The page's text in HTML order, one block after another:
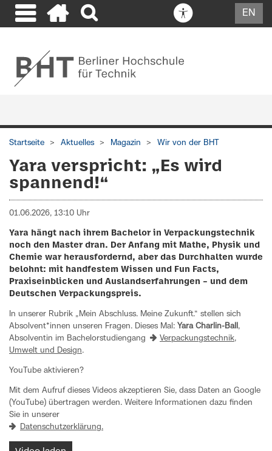
EN
Startseite Aktuelles Magazin Wir von der BHT
Yara verspricht: „Es wird
spannend!“
01.06.2026, 13:10 Uhr
Yara hängt nach ihrem Bachelor in Verpackungstechnik
noch den Master dran. Der Anfang mit Mathe, Physik und
Chemie war herausfordernd, aber das Durchhalten wurde
belohnt: mit handfestem Wissen und Fun Facts,
Praxiseinblicken und Auslandserfahrungen – und dem
Deutschen Verpackungspreis.
In unserer Rubrik „Mein Abschluss. Meine Zukunft.“ stellen sich
Absolvent*innen unseren Fragen. Dieses Mal: Yara Charlin-Ball ,
Absolventin im Bachelorstudiengang
Verpackungstechnik,
Umwelt und Design.
YouTube aktivieren?
Mit dem Aufruf dieses Videos akzeptieren Sie, dass Daten an Google
(YouTube) übertragen werden. Weitere Informationen dazu finden
Sie in unserer
Datenschutzerklärung.